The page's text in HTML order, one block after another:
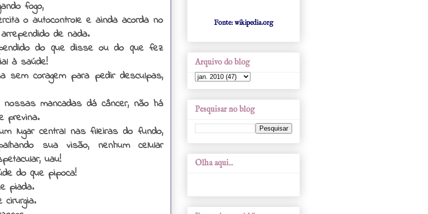
fogo,
o autocontrole e ainda acorda no
de nada.
do que disse ou do que fez
à saúde!
coragem para pedir desculpas,
mancadas dá câncer, não há
previna.
lugar central nas fileiras do fundo,
sua visão, nenhum celular
uau!
do que pipoca!
piada.
cirurgia.
Fonte: wikipedia.org
Arquivo do blog
Pesquisar no blog
Olha aqui...